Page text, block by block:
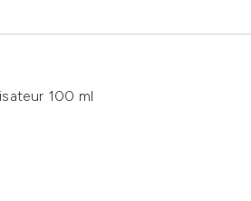
100 ml